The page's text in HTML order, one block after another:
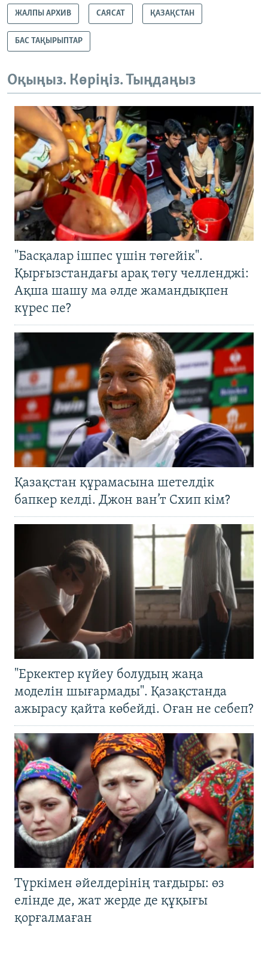
ЖАЛПЫ АРХИВ САЯСАТ ҚАЗАҚСТАН
БАС ТАҚЫРЫПТАР
Оқыңыз. Көріңіз. Тыңдаңыз
"Басқалар ішпес үшін төгейік".
Қырғызстандағы арақ төгу челленджі:
Ақша шашу ма әлде жамандықпен
күрес пе?
Қазақстан құрамасына шетелдік
бапкер келді. Джон ван’т Схип кім?
"Еркектер күйеу болудың жаңа
моделін шығармады". Қазақстанда
ажырасу қайта көбейді. Оған не себеп?
Түркімен әйелдерінің тағдыры: өз
елінде де, жат жерде де құқығы
қорғалмаған